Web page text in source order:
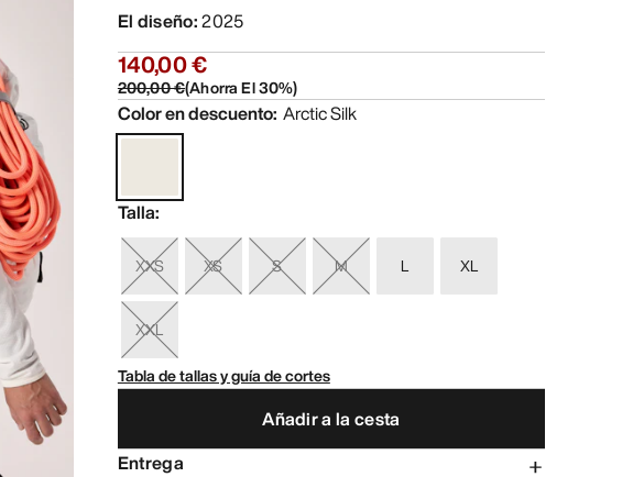
El diseño:2025
140,00 €
200,00 €(Ahorra El30%)
Color en descuento: Arctic Silk
Talla:
XXS XS S M L XL
XXL
Tabla de tallas y guía de cortes
Añadir a la cesta
Entrega